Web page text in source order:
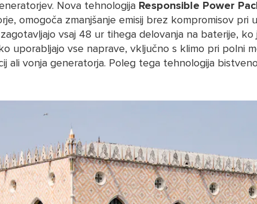
Nova tehnologija Responsible Power
omogoča zmanjšanje emisij brez kompromisov pri
vsaj 48 ur tihega delovanja na baterije, ko
uporabljajo vse naprave, vključno s klimo pri polni
ali vonja generatorja. Poleg tega tehnologija